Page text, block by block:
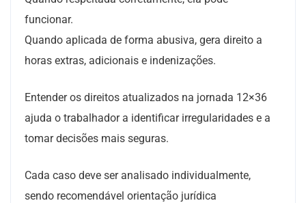
funcionar.
Quando aplicada de forma abusiva, gera direito a
horas extras, adicionais e indenizações.
Entender os direitos atualizados na jornada 12×36
ajuda o trabalhador a identificar irregularidades e a
tomar decisões mais seguras.
Cada caso deve ser analisado individualmente,
sendo recomendável orientação jurídica